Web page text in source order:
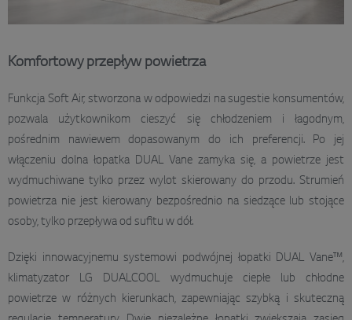
Komfortowy przepływ powietrza
Funkcja Soft Air, stworzona w odpowiedzi na sugestie konsumentów,
pozwala użytkownikom cieszyć się chłodzeniem i łagodnym,
pośrednim nawiewem dopasowanym do ich preferencji. Po jej
włączeniu dolna łopatka DUAL Vane zamyka się, a powietrze jest
wydmuchiwane tylko przez wylot skierowany do przodu. Strumień
powietrza nie jest kierowany bezpośrednio na siedzące lub stojące
osoby, tylko przepływa od sufitu w dół.
Dzięki innowacyjnemu systemowi podwójnej łopatki DUAL Vane™,
klimatyzator LG DUALCOOL wydmuchuje ciepłe lub chłodne
powietrze w różnych kierunkach, zapewniając szybką i skuteczną